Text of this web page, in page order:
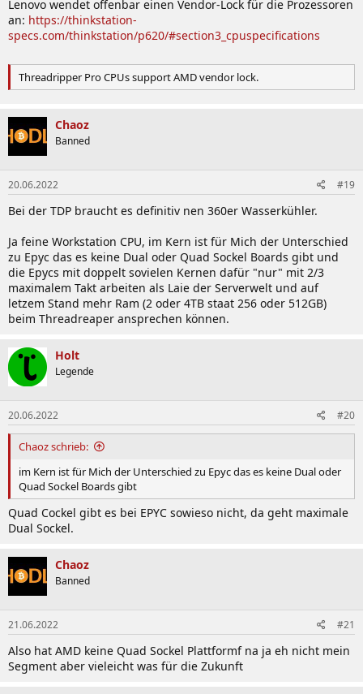
Lenovo wendet offenbar einen Vendor-Lock für die Prozessoren
an: https://thinkstation-
specs.com/thinkstation/p620/#section3_cpuspecifications
Threadripper Pro CPUs support AMD vendor lock.
Chaoz
Banned
20.06.2022 #19
Bei der TDP braucht es definitiv nen 360er Wasserkühler.
Ja feine Workstation CPU, im Kern ist für Mich der Unterschied
zu Epyc das es keine Dual oder Quad Sockel Boards gibt und
die Epycs mit doppelt sovielen Kernen dafür "nur" mit 2/3
maximalem Takt arbeiten als Laie der Serverwelt und auf
letzem Stand mehr Ram (2 oder 4TB staat 256 oder 512GB)
beim Threadreaper ansprechen können.
Holt
Legende
20.06.2022 #20
Chaoz schrieb:
im Kern ist für Mich der Unterschied zu Epyc das es keine Dual oder
Quad Sockel Boards gibt
Quad Cockel gibt es bei EPYC sowieso nicht, da geht maximale
Dual Sockel.
Chaoz
Banned
21.06.2022 #21
Also hat AMD keine Quad Sockel Plattformf na ja eh nicht mein
Segment aber vieleicht was für die Zukunft